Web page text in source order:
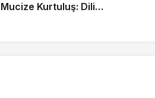
Mucize Kurtuluş: Dili